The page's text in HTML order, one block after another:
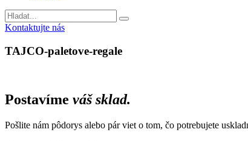
Vyhladavanie
Kontaktujte nás
TAJCO-paletove-regale
Postavíme váš sklad.
Pošlite nám pôdorys alebo pár viet o tom, čo potrebujete